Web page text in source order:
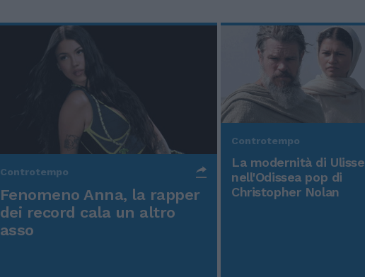
Controtempo
Fenomeno Anna, la rapper
dei record cala un altro
asso
Controtempo
La modernità di Ulisse
nell'Odissea pop di
Christopher Nolan